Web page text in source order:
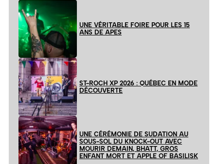
UNE VÉRITABLE FOIRE POUR LES 15
ANS DE APES
ST-ROCH XP 2026 : QUÉBEC EN MODE
DÉCOUVERTE
UNE CÉRÉMONIE DE SUDATION AU
SOUS-SOL DU KNOCK-OUT AVEC
MOURIR DEMAIN, BHATT, GROS
ENFANT MORT ET APPLE OF BASILISK